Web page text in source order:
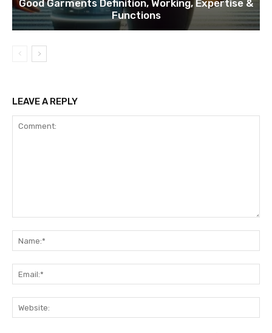
Good Garments Definition, Working, Expertise &
Functions
LEAVE A REPLY